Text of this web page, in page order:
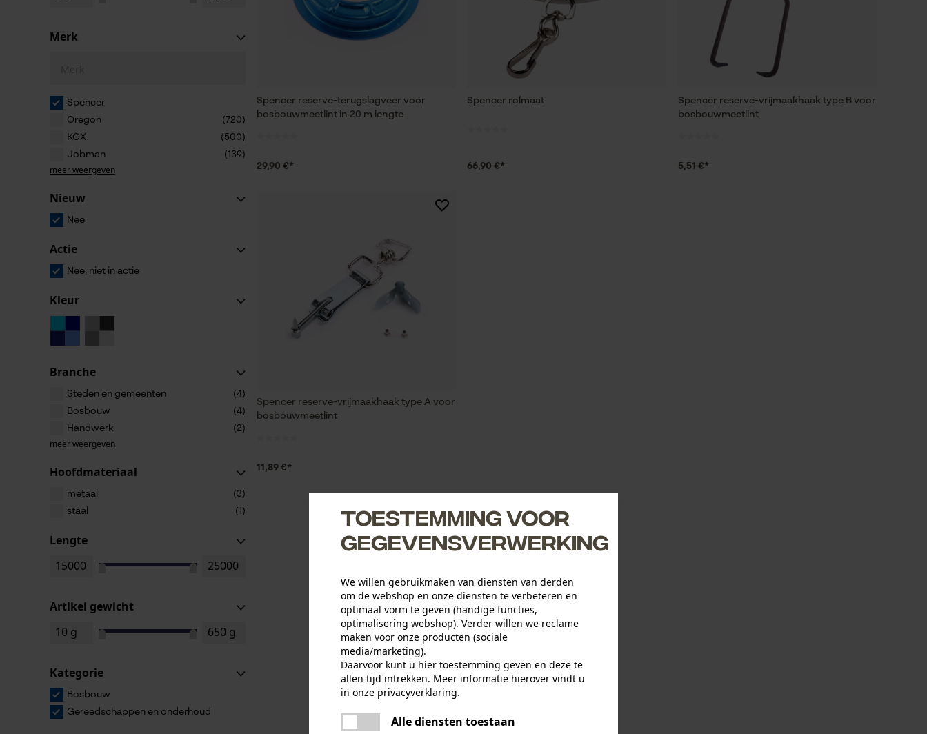
Merk
Spencer
Oregon
(720)
KOX
(500)
Jobman
(139)
meer weergeven
Nieuw
Nee
Actie
Nee, niet in actie
Kleur
Branche
Steden en gemeenten
(4)
Bosbouw
(4)
Handwerk
(2)
meer weergeven
Hoofdmateriaal
metaal
(3)
staal
(1)
Lengte
Artikel gewicht
Kategorie
Bosbouw
Gereedschappen en onderhoud
Spencer reserve-terugslagveer voor
bosbouwmeetlint in 20 m lengte
29,90 €*
Spencer rolmaat
66,90 €*
Spencer reserve-vrijmaakhaak type B voor
bosbouwmeetlint
5,51 €*
Spencer reserve-vrijmaakhaak type A voor
bosbouwmeetlint
11,89 €*
Toestemming voor
gegevensverwerking
We willen gebruikmaken van diensten van derden
om de webshop en onze diensten te verbeteren en
optimaal vorm te geven (handige functies,
optimalisering webshop). Verder willen we reclame
maken voor onze producten (sociale
media/marketing).
Daarvoor kunt u hier toestemming geven en deze te
allen tijd intrekken. Meer informatie hierover vindt u
in onze privacyverklaring.
Alle diensten toestaan
opnieuw te proberen.
mail